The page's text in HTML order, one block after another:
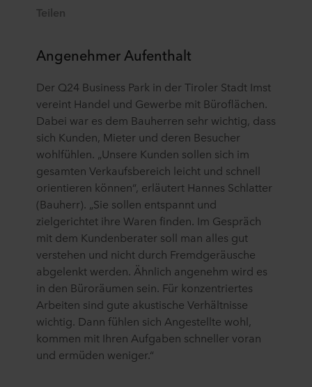
Teilen
Angenehmer Aufenthalt
Der Q24 Business Park in der Tiroler Stadt Imst
vereint Handel und Gewerbe mit Büroflächen.
Dabei war es dem Bauherren sehr wichtig, dass
sich Kunden, Mieter und deren Besucher
wohlfühlen. „Unsere Kunden sollen sich im
gesamten Verkaufsbereich leicht und schnell
orientieren können“, erläutert Hannes Schlatter
(Bauherr). „Sie sollen entspannt und
zielgerichtet ihre Waren finden. Im Gespräch
mit dem Kundenberater soll man alles gut
verstehen und nicht durch Fremdgeräusche
abgelenkt werden. Ähnlich angenehm wird es
in den Büroräumen sein. Für konzentriertes
Arbeiten sind gute akustische Verhältnisse
wichtig. Dann fühlen sich Angestellte wohl,
kommen mit Ihren Aufgaben schneller voran
und ermüden weniger.“